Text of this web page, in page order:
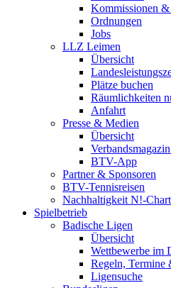
Kommissionen
Ordnungen
Jobs
LLZ Leimen
Übersicht
Plätze buchen
Räumlichkeiten
Anfahrt
Presse & Medien
Übersicht
BTV-App
Partner & Sponsoren
BTV-Tennisreisen
Nachhaltigkeit N!-
Spielbetrieb
Badische Ligen
Übersicht
Wettbewerbe im
Regeln, Termine
Ligensuche